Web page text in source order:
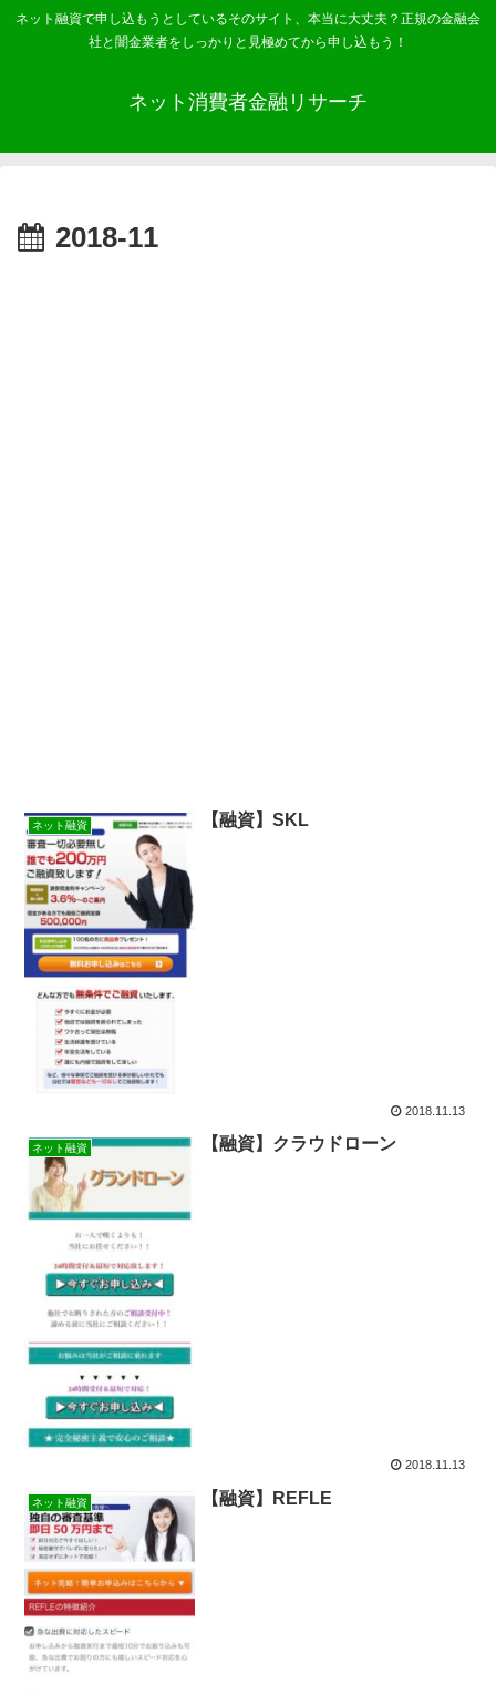
ネット融資で申し込もうとしているそのサイト、本当に大丈夫？正規の金融会
社と闇金業者をしっかりと見極めてから申し込もう！
ネット消費者金融リサーチ
2018-11
ネット融資 【融資】SKL
2018.11.13
ネット融資 【融資】クラウドローン
2018.11.13
ネット融資 【融資】REFLE